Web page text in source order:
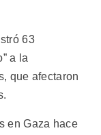
63
a la
que afectaron
en Gaza hace